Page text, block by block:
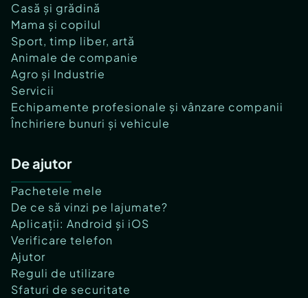
Casă și grădină
Mama și copilul
Sport, timp liber, artă
Animale de companie
Agro și Industrie
Servicii
Echipamente profesionale și vânzare companii
Închiriere bunuri și vehicule
De ajutor
Pachetele mele
De ce să vinzi pe lajumate?
Aplicații: Android și iOS
Verificare telefon
Ajutor
Reguli de utilizare
Sfaturi de securitate